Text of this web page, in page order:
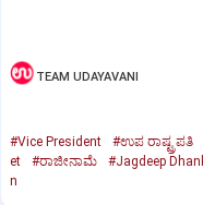
TEAM UDAYAVANI
#Vice President #ಉಪ ರಾಷ್ಟ್ರಪತಿ
et
#ರಾಜೀನಾಮೆ #Jagdeep
n